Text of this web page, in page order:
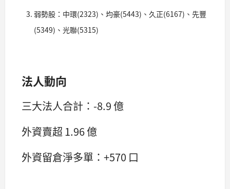
弱勢股：中環(2323)、均豪(5443)、久正(6167)、先豐
(5349)、光聯(5315)
法人動向
三大法人合計：-8.9 億
外資賣超 1.96 億
外資留倉淨多單：+570 口